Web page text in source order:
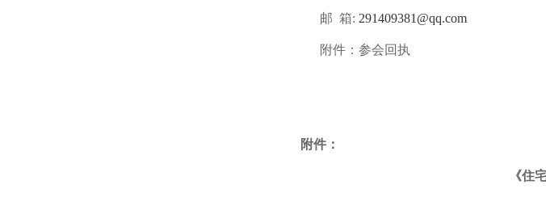
邮 箱: 291409381@qq.com
附件：参会回执
附件：
《住